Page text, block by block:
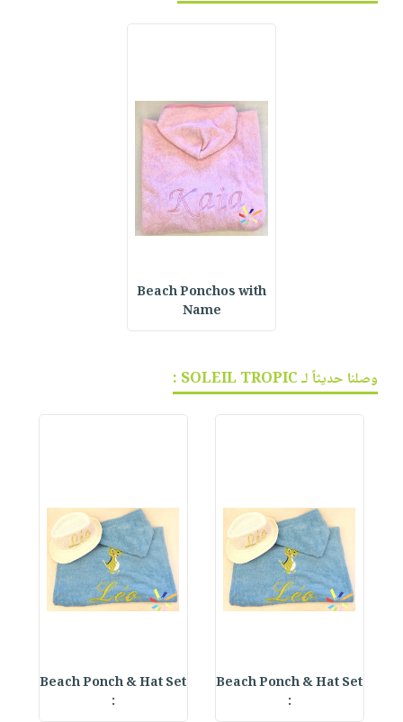
Beach Ponchos with
Name
وصلنا حديثاً لـ SOLEIL TROPIC :
Beach Ponch & Hat Set
:
Beach Ponch & Hat Set
: